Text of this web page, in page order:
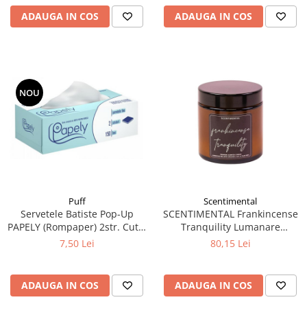
ADAUGA IN COS ADAUGA IN COS
NOU
Puff
Servetele Batiste Pop-Up
PAPELY (Rompaper) 2str. Cutie
150buc
7,50 Lei
ADAUGA IN COS
Scentimental
SCENTIMENTAL Frankincense
Tranquility Lumanare
Parfumata din Ceara Vegetala
80,15 Lei
ADAUGA IN COS